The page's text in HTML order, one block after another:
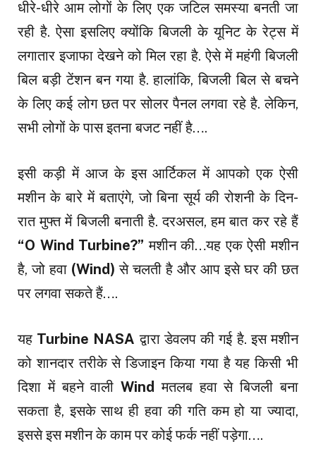
धीरे-धीरे आम लोगों के लिए एक जटिल समस्या बनती जा
रही है. ऐसा इसलिए क्योंकि बिजली के यूनिट के रेट्स में
लगातार इजाफा देखने को मिल रहा है. ऐसे में महंगी बिजली
बिल बड़ी टेंशन बन गया है. हालांकि, बिजली बिल से बचने
के लिए कई लोग छत पर सोलर पैनल लगवा रहे है. लेकिन,
सभी लोगों के पास इतना बजट नहीं है….
इसी कड़ी में आज के इस आर्टिकल में आपको एक ऐसी
मशीन के बारे में बताएंगे, जो बिना सूर्य की रोशनी के दिन-
रात मुफ्त में बिजली बनाती है. दरअसल, हम बात कर रहे हैं
“O Wind Turbine?” मशीन की…यह एक ऐसी मशीन
है, जो हवा (Wind) से चलती है और आप इसे घर की छत
पर लगवा सकते हैं….
यह Turbine NASAद्वारा डेवलप की गई है. इस मशीन
को शानदार तरीके से डिजाइन किया गया है यह किसी भी
दिशा में बहने वालीWindमतलब हवा से बिजली बना
सकता है, इसके साथ ही हवा की गति कम हो या ज्यादा,
इससे इस मशीन के काम पर कोई फर्क नहीं पड़ेगा….